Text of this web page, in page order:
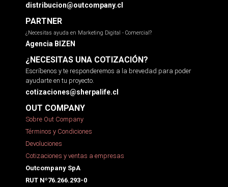
distribucion@outcompany.cl
PARTNER
¿Necesitas ayuda en Marketing Digital - Comercial?
Agencia BIZEN
¿NECESITAS UNA COTIZACIÓN?
Escríbenos y te responderemos a la brevedad para poder
ayudarte en tu proyecto.
cotizaciones@sherpalife.cl
OUT COMPANY
Sobre Out Company
Términos y Condiciones
Devoluciones
Cotizaciones y ventas a empresas
Outcompany SpA
RUT Nº76.266.293-0